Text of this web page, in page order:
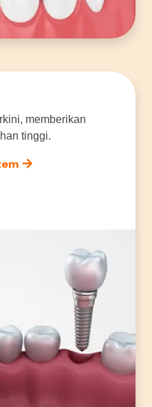
memberikan
tinggi.